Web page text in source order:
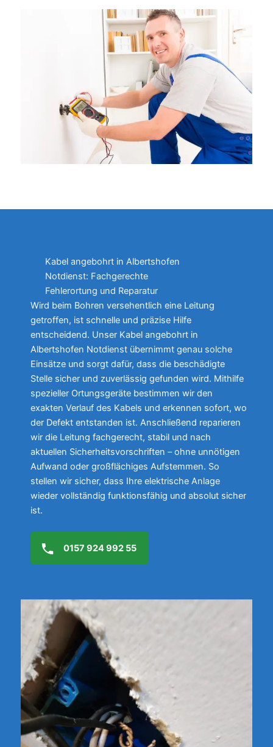
Kabel angebohrt in Albertshofen
Notdienst: Fachgerechte
Fehlerortung und Reparatur
Wird beim Bohren versehentlich eine Leitung
getroffen, ist schnelle und präzise Hilfe
entscheidend. Unser Kabel angebohrt in
Albertshofen Notdienst übernimmt genau solche
Einsätze und sorgt dafür, dass die beschädigte
Stelle sicher und zuverlässig gefunden wird. Mithilfe
spezieller Ortungsgeräte bestimmen wir den
exakten Verlauf des Kabels und erkennen sofort, wo
der Defekt entstanden ist. Anschließend reparieren
wir die Leitung fachgerecht, stabil und nach
aktuellen Sicherheitsvorschriften – ohne unnötigen
Aufwand oder großflächiges Aufstemmen. So
stellen wir sicher, dass Ihre elektrische Anlage
wieder vollständig funktionsfähig und absolut sicher
ist.
0157 924 992 55